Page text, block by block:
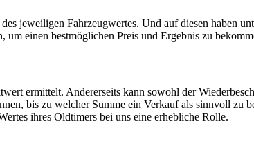
jeweiligen Fahrzeugwertes. Und auf diesen haben
einen bestmöglichen Preis und Ergebnis zu
ermittelt. Andererseits kann sowohl der
bis zu welcher Summe ein Verkauf als sinnvoll zu
ihres Oldtimers bei uns eine erhebliche Rolle.